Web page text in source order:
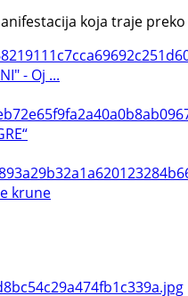
koja traje
- Oj ...
krune